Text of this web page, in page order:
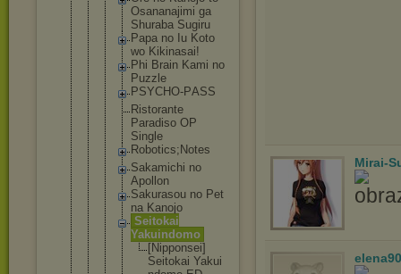
Osananajimi ga
Shuraba Sugiru
Papa no Iu Koto
wo Kikinasai!
Phi Brain Kami no
Puzzle
PSYCHO-PASS
Ristorante
Paradiso OP
Single
Robotics;Notes
Sakamichi no
Apollon
Sakurasou no Pet
na Kanojo
Seitokai
Yakuindomo
[Nipponsei]
Seitokai Yakui
Mirai-
elena90